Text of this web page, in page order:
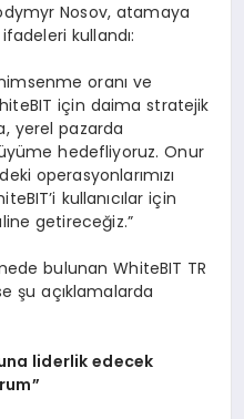
Nosov, atamaya
kullandı:
oranı ve
için daima stratejik
yerel pazarda
hedefliyoruz. Onur
operasyonlarımızı
kullanıcılar için
getireceğiz.”
bulunan WhiteBIT TR
şu açıklamalarda
liderlik edecek